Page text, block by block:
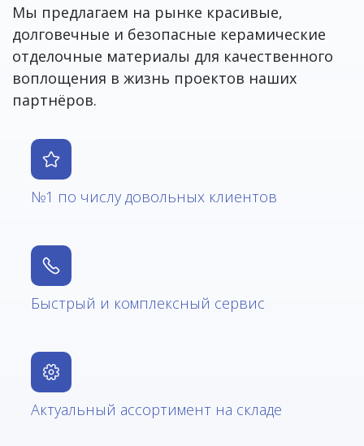
Мы предлагаем на рынке красивые,
долговечные и безопасные керамические
отделочные материалы для качественного
воплощения в жизнь проектов наших
партнёров.
№1 по числу довольных клиентов
Быстрый и комплексный сервис
Актуальный ассортимент на складе